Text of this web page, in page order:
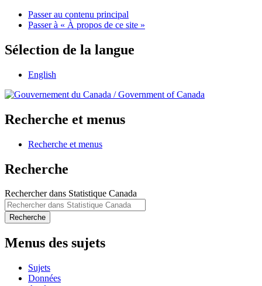
Passer au contenu principal
Passer à « À propos de ce site »
Sélection de la langue
English
/Government of Canada
Recherche et menus
Recherche et menus
Recherche
Rechercher dans Statistique Canada
Recherche
Menus des sujets
Sujets
Données